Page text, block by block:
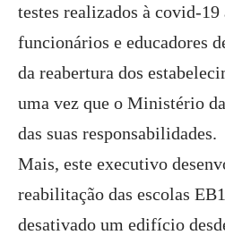
testes realizados à covid-19
funcionários e educadores
da reabertura dos
uma vez que o Ministério
das suas responsabilidades.
Mais, este executivo
reabilitação das escolas
desativado um edifício